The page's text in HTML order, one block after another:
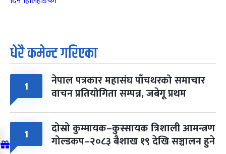
धेरै कमेन्ट गरिएका
1 नेपाल पत्रकार महासंघ पाँचथरको समाचार
वाचन प्रतियोगिता सम्पन्न, जबेगू प्रथम
1 दोस्रो कुम्मायक–कुस्सायक त्रिशाली आमन्त्रण
गोल्डकप–२०८३ बैशाख १९ देखि सञ्चालन हुने